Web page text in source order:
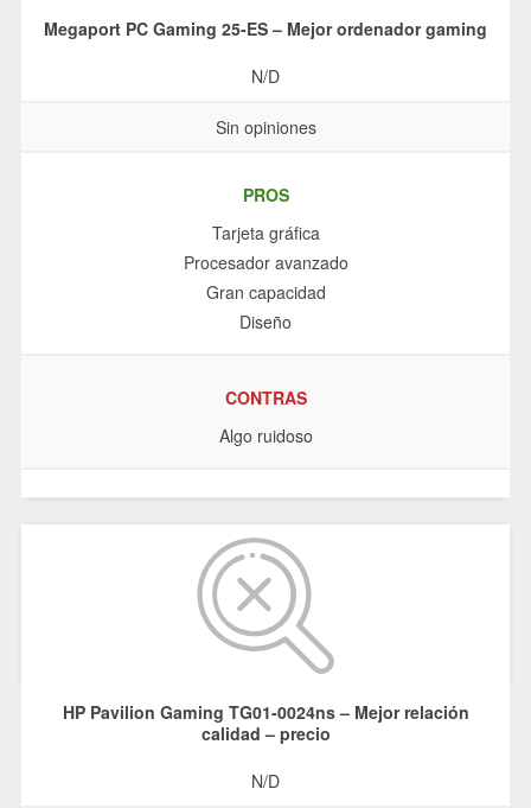
Megaport PC Gaming 25-ES – Mejor ordenador gaming
N/D
Sin opiniones
PROS
Tarjeta gráfica
Procesador avanzado
Gran capacidad
Diseño
CONTRAS
Algo ruidoso
HP Pavilion Gaming TG01-0024ns – Mejor relación
calidad – precio
N/D